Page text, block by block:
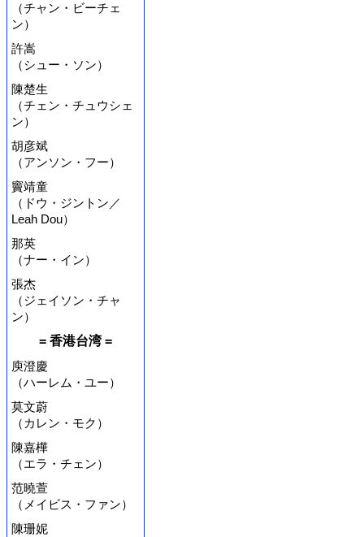
（チャン・ビーチェ
ン）
許嵩
（シュー・ソン）
陳楚生
（チェン・チュウシェ
ン）
胡彦斌
（アンソン・フー）
竇靖童
（ドウ・ジントン／
Leah Dou）
那英
（ナー・イン）
張杰
（ジェイソン・チャ
ン）
= 香港台湾 =
庾澄慶
（ハーレム・ユー）
莫文蔚
（カレン・モク）
陳嘉樺
（エラ・チェン）
范曉萱
（メイビス・ファン）
陳珊妮